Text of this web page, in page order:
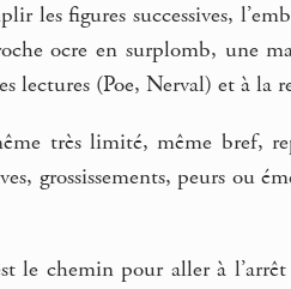
les figures successives,
ocre en surplomb, une
lectures (Poe, Nerval) et à la
très limité, même bref,
grossissements, peurs ou
le chemin pour aller à